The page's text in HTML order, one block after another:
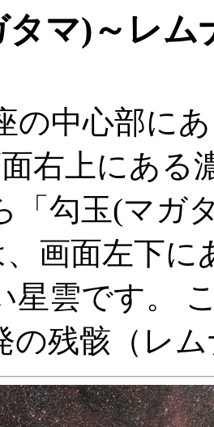
マ)～レム
の中心部に
右上にある
「勾玉(マガ
、画面左下
星雲です。
の残骸（レ